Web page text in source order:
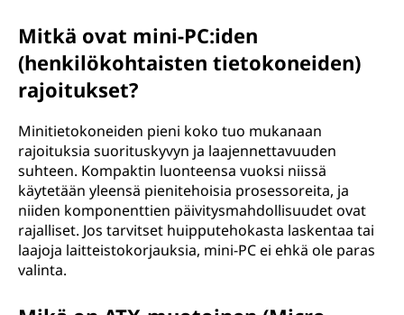
Mitkä ovat mini-PC:iden
(henkilökohtaisten tietokoneiden)
rajoitukset?
Minitietokoneiden pieni koko tuo mukanaan
rajoituksia suorituskyvyn ja laajennettavuuden
suhteen. Kompaktin luonteensa vuoksi niissä
käytetään yleensä pienitehoisia prosessoreita, ja
niiden komponenttien päivitysmahdollisuudet ovat
rajalliset. Jos tarvitset huipputehokasta laskentaa tai
laajoja laitteistokorjauksia, mini-PC ei ehkä ole paras
valinta.